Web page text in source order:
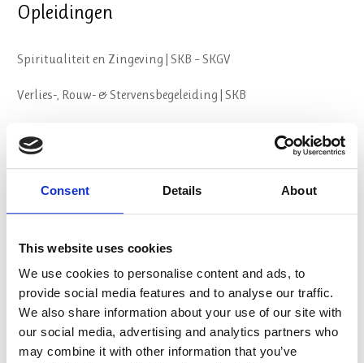
Consent Details About
This website uses cookies
We use cookies to personalise content and ads, to
provide social media features and to analyse our traffic.
We also share information about your use of our site with
our social media, advertising and analytics partners who
may combine it with other information that you’ve
Opleidingen
Spiritualiteit en Zingeving | SKB – SKGV
Verlies-, Rouw- & Stervensbegeleiding | SKB
Psychosociale Basiskennis (PSBK) | CPION
Over ons
Visie & Missie